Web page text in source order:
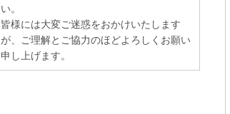
い。
皆様には大変ご迷惑をおかけいたします
が、ご理解とご協力のほどよろしくお願い
申し上げます。